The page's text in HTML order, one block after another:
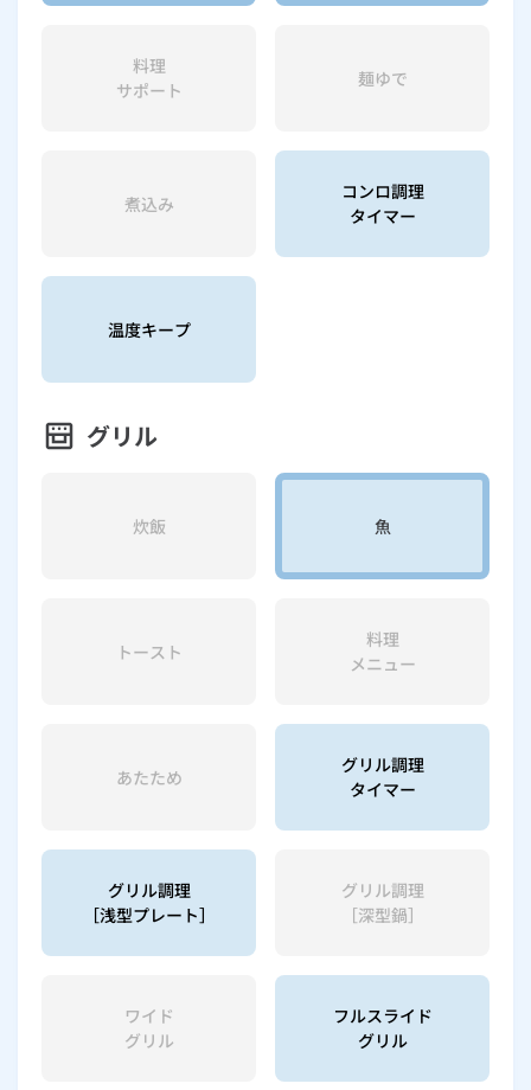
料理
サポート
麺ゆで
煮込み
コンロ調理
タイマー
温度キープ
グリル
炊飯 魚
トースト
料理
メニュー
あたため
グリル調理
タイマー
グリル調理
［浅型プレート］
グリル調理
［深型鍋］
ワイド
グリル
フルスライド
グリル